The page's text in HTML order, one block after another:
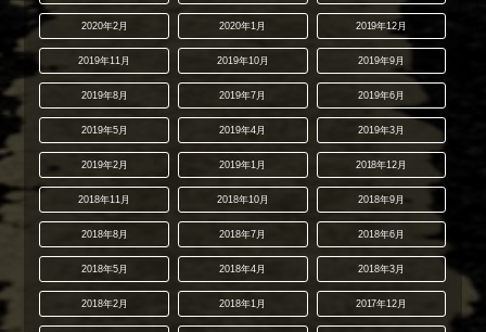
2020年2月 2020年1月 2019年12月
2019年11月 2019年10月 2019年9月
2019年8月 2019年7月 2019年6月
2019年5月 2019年4月 2019年3月
2019年2月 2019年1月 2018年12月
2018年11月 2018年10月 2018年9月
2018年8月 2018年7月 2018年6月
2018年5月 2018年4月 2018年3月
2018年2月 2018年1月 2017年12月